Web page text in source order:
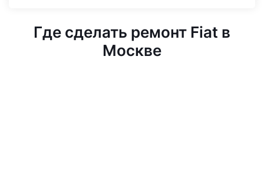
Где сделать ремонт Fiat в
Москве